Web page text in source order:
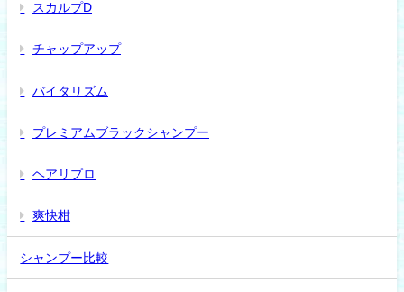
スカルプD
チャップアップ
バイタリズム
プレミアムブラックシャンプー
ヘアリプロ
爽快柑
シャンプー比較